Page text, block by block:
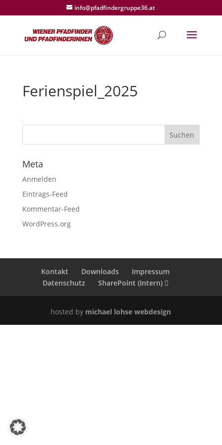
info@pfadfindergruppe36.at
Ferienspiel_2025
Meta
Anmelden
Eintrags-Feed
Kommentar-Feed
WordPress.org
Kontakt Downloads
Impressum
Datenschutz
SharePoint (Intern)
hosted by michael lohse webdesign